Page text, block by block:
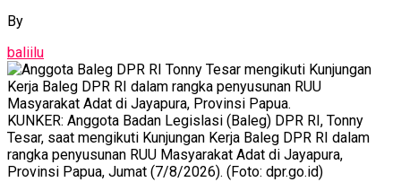
By
baliilu
KUNKER: Anggota Badan Legislasi (Baleg) DPR RI, Tonny
Tesar, saat mengikuti Kunjungan Kerja Baleg DPR RI dalam
rangka penyusunan RUU Masyarakat Adat di Jayapura,
Provinsi Papua, Jumat (7/8/2026). (Foto: dpr.go.id)